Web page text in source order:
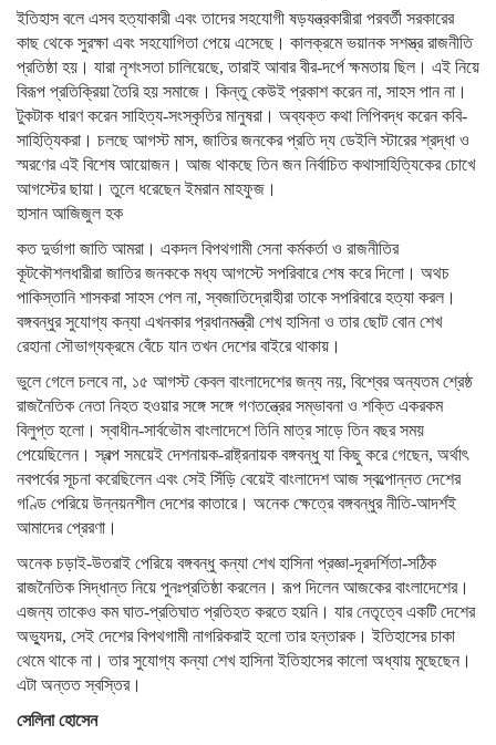
ইতিহাস বলে এসব হত্যাকারী এবং তাদের সহযোগী ষড়যন্ত্রকারীরা পরবর্তী সরকারের
কাছ থেকে সুরক্ষা এবং সহযোগিতা পেয়ে এসেছে। কালক্রমে ভয়ানক সশস্ত্র রাজনীতি
প্রতিষ্ঠা হয়। যারা নৃশংসতা চালিয়েছে, তারাই আবার বীর-দর্পে ক্ষমতায় ছিল। এই নিয়ে
বিরূপ প্রতিক্রিয়া তৈরি হয় সমাজে। কিন্তু কেউই প্রকাশ করেন না, সাহস পান না।
টুকটাক ধারণ করেন সাহিত্য-সংস্কৃতির মানুষরা। অব্যক্ত কথা লিপিবদ্ধ করেন কবি-
সাহিত্যিকরা। চলছে আগস্ট মাস, জাতির জনকের প্রতি দ্য ডেইলি স্টারের শ্রদ্ধা ও
স্মরণের এই বিশেষ আয়োজন। আজ থাকছে তিন জন নির্বাচিত কথাসাহিত্যিকের চোখে
আগস্টের ছায়া। তুলে ধরেছেন ইমরান মাহফুজ।
হাসান আজিজুল হক
কত দুর্ভাগা জাতি আমরা। একদল বিপথগামী সেনা কর্মকর্তা ও রাজনীতির
কূটকৌশলধারীরা জাতির জনককে মধ্য আগস্টে সপরিবারে শেষ করে দিলো। অথচ
পাকিস্তানি শাসকরা সাহস পেল না, স্বজাতিদ্রোহীরা তাকে সপরিবারে হত্যা করল।
বঙ্গবন্ধুর সুযোগ্য কন্যা এখনকার প্রধানমন্ত্রী শেখ হাসিনা ও তার ছোট বোন শেখ
রেহানা সৌভাগ্যক্রমে বেঁচে যান তখন দেশের বাইরে থাকায়।
ভুলে গেলে চলবে না, ১৫ আগস্ট কেবল বাংলাদেশের জন্য নয়, বিশ্বের অন্যতম শ্রেষ্ঠ
রাজনৈতিক নেতা নিহত হওয়ার সঙ্গে সঙ্গে গণতন্ত্রের সম্ভাবনা ও শক্তি একরকম
বিলুপ্ত হলো। স্বাধীন-সার্বভৌম বাংলাদেশে তিনি মাত্র সাড়ে তিন বছর সময়
পেয়েছিলেন। স্বল্প সময়েই দেশনায়ক-রাষ্ট্রনায়ক বঙ্গবন্ধু যা কিছু করে গেছেন, অর্থাৎ
নবপর্বের সূচনা করেছিলেন এবং সেই সিঁড়ি বেয়েই বাংলাদেশ আজ স্বল্পোন্নত দেশের
গণ্ডি পেরিয়ে উন্নয়নশীল দেশের কাতারে। অনেক ক্ষেত্রে বঙ্গবন্ধুর নীতি-আদর্শই
আমাদের প্রেরণা।
অনেক চড়াই-উতরাই পেরিয়ে বঙ্গবন্ধু কন্যা শেখ হাসিনা প্রজ্ঞা-দূরদর্শিতা-সঠিক
রাজনৈতিক সিদ্ধান্ত নিয়ে পুনঃপ্রতিষ্ঠা করলেন। রূপ দিলেন আজকের বাংলাদেশের।
এজন্য তাকেও কম ঘাত-প্রতিঘাত প্রতিহত করতে হয়নি। যার নেতৃত্বে একটি দেশের
অভ্যুদয়, সেই দেশের বিপথগামী নাগরিকরাই হলো তার হন্তারক। ইতিহাসের চাকা
থেমে থাকে না। তার সুযোগ্য কন্যা শেখ হাসিনা ইতিহাসের কালো অধ্যায় মুছেছেন।
এটা অন্তত স্বস্তির।
সেলিনা হোসেন